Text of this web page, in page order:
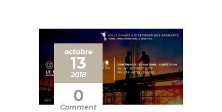
octobre
13
2018
0
Comment